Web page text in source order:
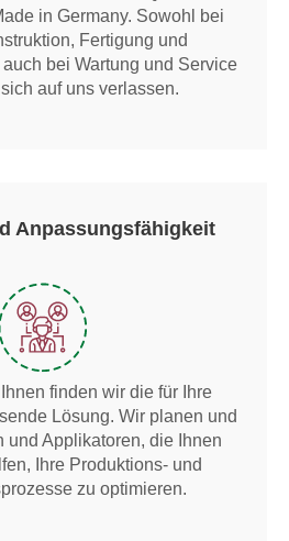
in Germany. Sowohl bei
Fertigung und
bei Wartung und Service
auf uns verlassen.
Anpassungsfähigkeit
finden wir die für Ihre
Lösung. Wir planen und
und Applikatoren, die Ihnen
Ihre Produktions- und
zu optimieren.